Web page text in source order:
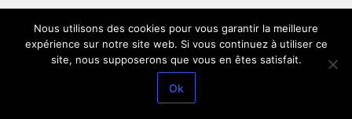
Nous utilisons des cookies pour vous garantir la meilleure
expérience sur notre site web. Si vous continuez à utiliser ce
site, nous supposerons que vous en êtes satisfait.
Ok